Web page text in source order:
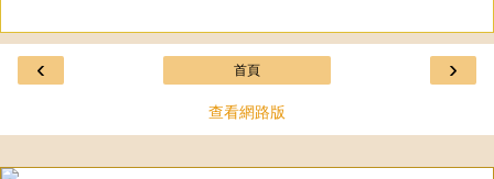
‹ ›
首頁
查看網路版